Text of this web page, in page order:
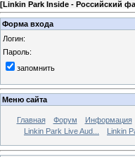
[Linkin Park Inside - Российский
Форма входа
Логин:
Пароль:
запомнить
Меню сайта
Главная Форум Информация
Linkin Park Live Aud...
Linkin